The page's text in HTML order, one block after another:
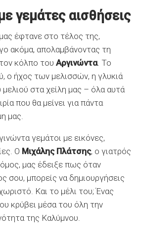
γεμάτες αισθήσεις
έφτανε στο τέλος της,
ακόμα, απολαμβάνοντας τη
κόλπο του Αργινώντα. Το
ο ήχος των μελισσών, η γλυκιά
στα χείλη μας – όλα αυτά
που θα μείνει για πάντα
μας.
γεμάτοι με εικόνες,
Ο Μιχάλης Πλάτσης, ο γιατρός
μας έδειξε πως όταν
σου, μπορείς να δημιουργήσεις
Και το μέλι του; Ένας
κρύβει μέσα του όλη την
της Καλύμνου.